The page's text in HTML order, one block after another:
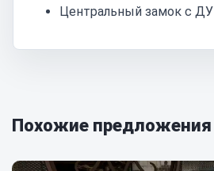
Центральный замок с ДУ
Похожие предложения